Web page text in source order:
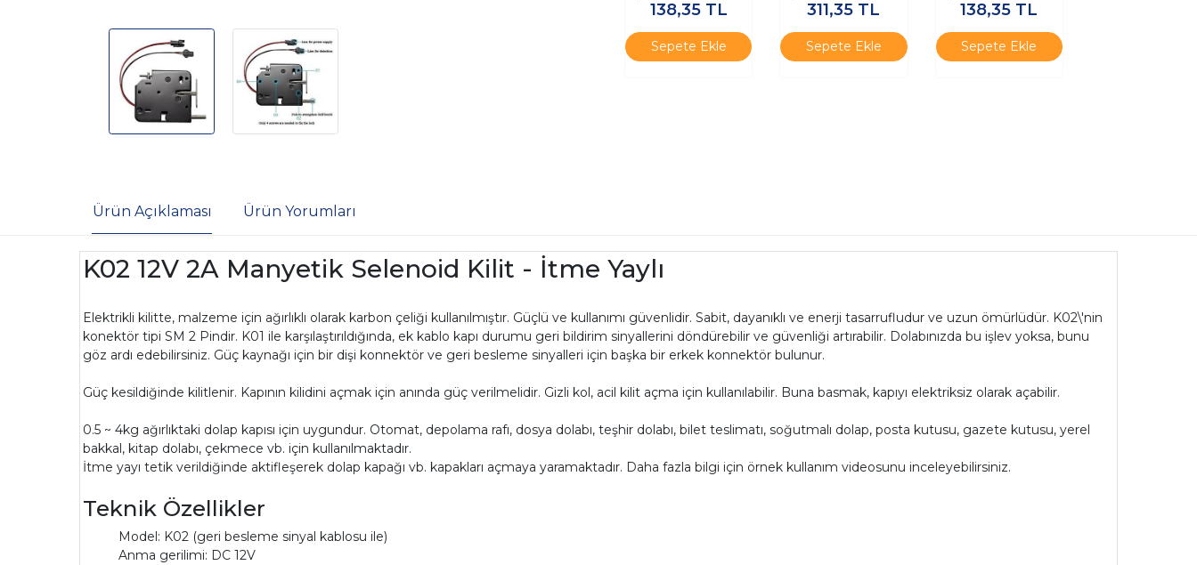
138,35 TL
Sepete Ekle
311,35 TL
Sepete Ekle
138,35 TL
Sepete Ekle
Ürün Açıklaması Ürün Yorumları
K02 12V 2A Manyetik Selenoid Kilit - İtme Yaylı
Elektrikli kilitte, malzeme için ağırlıklı olarak karbon çeliği kullanılmıştır. Güçlü ve kullanımı güvenlidir. Sabit, dayanıklı ve enerji tasarrufludur ve uzun ömürlüdür. K02\'nin
konektör tipi SM 2 Pindir. K01 ile karşılaştırıldığında, ek kablo kapı durumu geri bildirim sinyallerini döndürebilir ve güvenliği artırabilir. Dolabınızda bu işlev yoksa, bunu
göz ardı edebilirsiniz. Güç kaynağı için bir dişi konnektör ve geri besleme sinyalleri için başka bir erkek konnektör bulunur.
Güç kesildiğinde kilitlenir. Kapının kilidini açmak için anında güç verilmelidir. Gizli kol, acil kilit açma için kullanılabilir. Buna basmak, kapıyı elektriksiz olarak açabilir.
0.5 ~ 4kg ağırlıktaki dolap kapısı için uygundur. Otomat, depolama rafı, dosya dolabı, teşhir dolabı, bilet teslimatı, soğutmalı dolap, posta kutusu, gazete kutusu, yerel
bakkal, kitap dolabı, çekmece vb. için kullanılmaktadır.
İtme yayı tetik verildiğinde aktifleşerek dolap kapağı vb. kapakları açmaya yaramaktadır. Daha fazla bilgi için örnek kullanım videosunu inceleyebilirsiniz.
Teknik Özellikler
Model: K02 (geri besleme sinyal kablosu ile)
Anma gerilimi: DC 12V